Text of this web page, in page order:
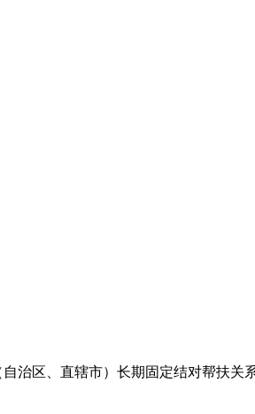
治区、直辖市）长期固定结对帮扶关